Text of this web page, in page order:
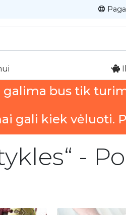
galima bus tik
gali kiek vėluoti.
-